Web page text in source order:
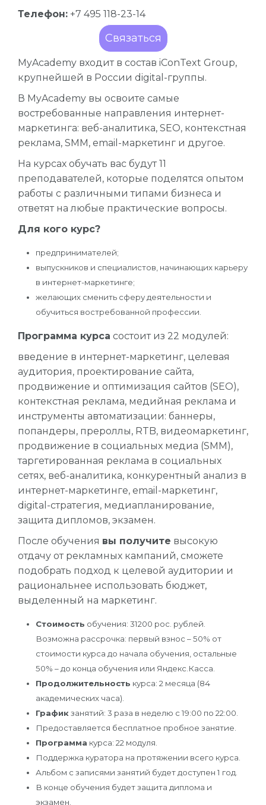
Телефон: +7 495 118-23-14
Связаться
MyAcademy входит в состав iConText Group,
крупнейшей в России digital-группы.
В MyAcademy вы освоите самые
востребованные направления интернет-
маркетинга: веб-аналитика, SEO, контекстная
реклама, SMM, email-маркетинг и другое.
На курсах обучать вас будут 11
преподавателей, которые поделятся опытом
работы с различными типами бизнеса и
ответят на любые практические вопросы.
Для кого курс?
предпринимателей;
выпускников и специалистов, начинающих карьеру
в интернет-маркетинге;
желающих сменить сферу деятельности и
обучиться востребованной профессии.
Программа курса состоит из 22 модулей:
введение в интернет-маркетинг, целевая
аудитория, проектирование сайта,
продвижение и оптимизация сайтов (SEO),
контекстная реклама, медийная реклама и
инструменты автоматизации: баннеры,
попандеры, прероллы, RTB, видеомаркетинг,
продвижение в социальных медиа (SMM),
таргетированная реклама в социальных
сетях, веб-аналитика, конкурентный анализ в
интернет-маркетинге, email-маркетинг,
digital-стратегия, медиапланирование,
защита дипломов, экзамен.
После обучения вы получите высокую
отдачу от рекламных кампаний, сможете
подобрать подход к целевой аудитории и
рациональнее использовать бюджет,
выделенный на маркетинг.
Стоимость обучения: 31200 рос. рублей.
Возможна рассрочка: первый взнос – 50% от
стоимости курса до начала обучения, остальные
50% – до конца обучения или Яндекс.Касса.
Продолжительность курса: 2 месяца (84
академических часа).
Графикзанятий: 3 раза в неделю с 19:00 по 22:00.
Предоставляется бесплатное пробное занятие.
Программа курса: 22 модуля.
Поддержка куратора на протяжении всего курса.
Альбом с записями занятий будет доступен 1 год.
В конце обучения будет защита диплома и
экзамен.